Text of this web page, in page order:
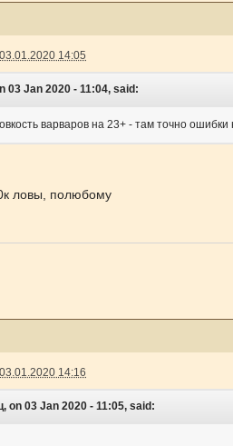
03.01.2020 14:05
03 Jan 2020 - 11:04, said:
варваров на 23+ - там точно ошибки
ловы, полюбому
03.01.2020 14:16
on 03 Jan 2020 - 11:05, said: